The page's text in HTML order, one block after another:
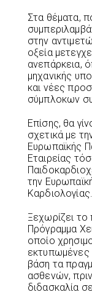
Στα θέματα,
στην
οξεία
ανεπάρκεια,
μηχανικής
και νέες
σύμπλοκων
Επίσης, θα
σχετικά με
Ευρωπαϊκής
Εταιρείας
την
Καρδιολογίας.
Ξεχωρίζει
Πρόγραμμα
οποίο
εκτυπωμένες
βάση τα
ασθενών,
διδασκαλία